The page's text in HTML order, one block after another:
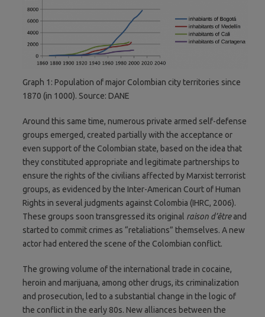
Graph 1: Population of major Colombian city territories since
1870 (in 1000). Source: DANE
Around this same time, numerous private armed self-defense
groups emerged, created partially with the acceptance or
even support of the Colombian state, based on the idea that
they constituted appropriate and legitimate partnerships to
ensure the rights of the civilians affected by Marxist terrorist
groups, as evidenced by the Inter-American Court of Human
Rights in several judgments against Colombia (IHRC, 2006).
These groups soon transgressed its original raison d’êtreand
started to commit crimes as “retaliations” themselves. A new
actor had entered the scene of the Colombian conflict.
The growing volume of the international trade in cocaine,
heroin and marijuana, among other drugs, its criminalization
and prosecution, led to a substantial change in the logic of
the conflict in the early 80s. New alliances between the